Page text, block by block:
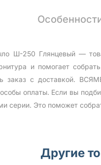
Ш-250 Глянцевый —
и помогает
заказ с доставкой.
оплаты. Если вы
серии. Это поможет
Другие